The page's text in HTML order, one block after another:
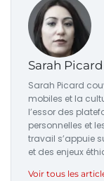
Sarah Picard
Sarah Picard
mobiles et la
l’essor des
personnelles et
travail s’appuie
et des enjeux
Voir tous les